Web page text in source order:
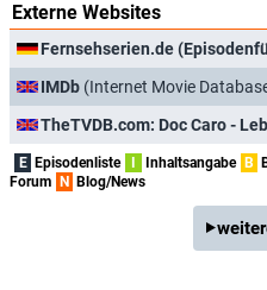
Externe Websites
Fernsehserien.de
IMDb (Internet Movie
TheTVDB.com: Doc Caro -
E Episodenliste Inhaltsangabe B
Forum
N Blog/News